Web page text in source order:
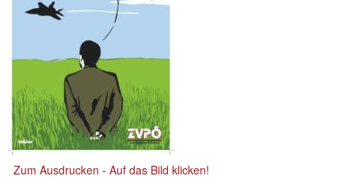
Zum Ausdrucken - Auf das Bild klicken!